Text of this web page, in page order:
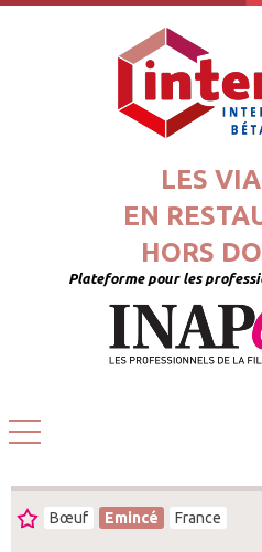
LES
EN
HORS
Plateforme pour les
Bœuf Emincé France